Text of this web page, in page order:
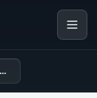
Сколько стоит лендинг в 2026 году и от чего зависит цена